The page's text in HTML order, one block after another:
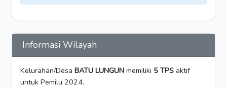
Informasi Wilayah
Kelurahan/Desa BATU LUNGUN memiliki 5 TPS aktif
untuk Pemilu 2024.